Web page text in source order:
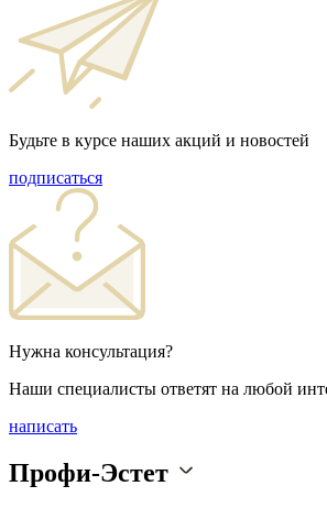
Будьте в курсе наших акций и новостей
подписаться
Нужна консультация?
Наши специалисты ответят на любой
написать
Профи-Эстет